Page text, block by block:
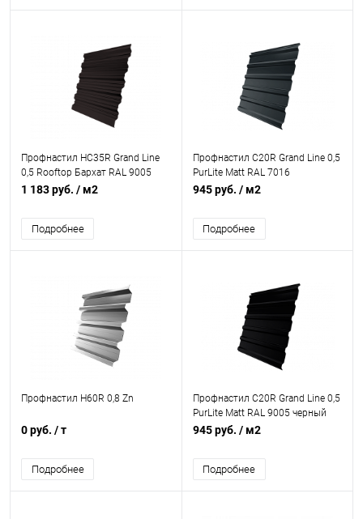
Профнастил НС35R Grand Line
0,5 Rooftop Бархат RAL 9005
черный
1 183 руб. / м2
Подробнее
Профнастил С20R Grand Line 0,5
PurLite Matt RAL 7016
антрацитово-серый
945 руб. / м2
Подробнее
Профнастил Н60R 0,8 Zn
0 руб. / т
Подробнее
Профнастил С20R Grand Line 0,5
PurLite Matt RAL 9005 черный
945 руб. / м2
Подробнее